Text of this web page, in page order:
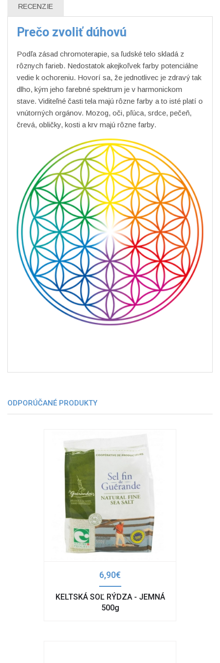
RECENZIE
Prečo zvoliť dúhovú
Podľa zásad chromoterapie, sa ľudské telo skladá z
rôznych farieb. Nedostatok akejkoľvek farby potenciálne
vedie k ochoreniu. Hovorí sa, že jednotlivec je zdravý tak
dlho, kým jeho farebné spektrum je v harmonickom
stave. Viditeľné časti tela majú rôzne farby a to isté platí o
vnútorných orgánov. Mozog, oči, pľúca, srdce, pečeň,
črevá, obličky, kosti a krv majú rôzne farby.
ODPORÚČANÉ PRODUKTY
6,90€
KELTSKÁ SOĽ RÝDZA - JEMNÁ
500g